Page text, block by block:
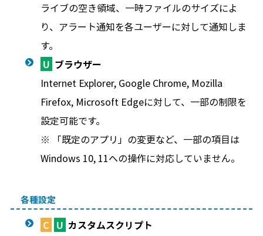
ライブの空き領域、一時ファイルのサイズによ
り、アラート通知を各ユーザーに対して通知しま
す。
U ブラウザー
Internet Explorer, Google Chrome, Mozilla
Firefox, Microsoft Edgeに対して、一部の制限を
設定可能です。
※ 「既定のアプリ」の変更など、一部の項目は
Windows 10, 11への操作に対応していません。
各種設定
C U カスタムスクリプト